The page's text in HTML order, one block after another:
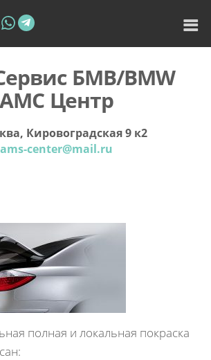
БМВ/BMW
АМС Центр
Кировоградская 9 к2
ams-center@mail.ru
полная и локальная покраска